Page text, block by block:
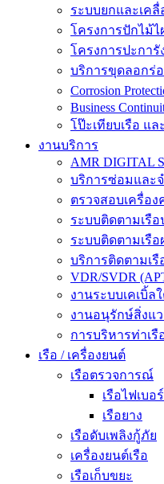
ระบบยกและเคลื่
โครงการปักไม้ไ
โครงการปะการั
บริการขุดลอกร่
Corrosion
Business
โป๊ะเทียบเรือ แ
งานบริการ
AMR DIGITAL
บริการซ่อมและ
ตรวจสอบเครื่อ
ระบบติดตามเรือ
ระบบติดตามเรือ
บริการติดตามเรื
VDR/SVDR
งานระบบเคเบิ้ล
งานอนุรักษ์สิ่งแ
การบริหารท่าเรื
เรือ / เครื่องยนต์
เรือตรวจการณ์
เรือไฟเบอ
เรือยาง
เรือดับเพลิงกู้ภัย
เครื่องยนต์เรือ
เรือเก็บขยะ